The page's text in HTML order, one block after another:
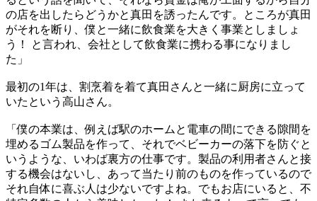
の店を出したらどうかと真田を誘ったんです。ところが真田
がそれを断り、僕と一緒に飲食業を大きく事業としましょ
う！ と言われ、会社として飲食業に携わる事になりまし
た」
最初の1年は、割烹着を着て真田さんと一緒に厨房に立って
いたという高山さん。
「僕の本業は、例えば駅のホームと電車の間にできる隙間を
埋めるゴム製品を作って、それでベビーカーの落下を防ぐと
いうような、いわば裏方の仕事です。製品の利用者さんと接
する機会はないし、あって当たり前のものを作っているので
それ自体に喜ぶ人は少ないですよね。でもお店にいると、不